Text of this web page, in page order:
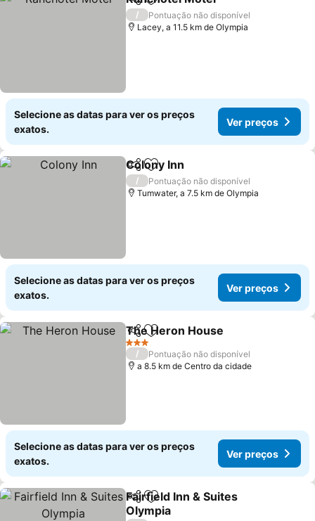
PartilharAdicionar aos favoritos
/
Pontuação não disponível
Lacey, a 11.5 km de Olympia
Selecione as datas para ver os preços
exatos.
Ver preços
PartilharAdicionar aos favoritos
Colony Inn
/
Pontuação não disponível
Tumwater, a 7.5 km de Olympia
Selecione as datas para ver os preços
exatos.
Ver preços
PartilharAdicionar aos favoritos
The Heron House
3 Estrelas
/
Pontuação não disponível
a 8.5 km de Centro da cidade
Selecione as datas para ver os preços
exatos.
Ver preços
PartilharAdicionar aos favoritos
Fairfield Inn & Suites
Olympia